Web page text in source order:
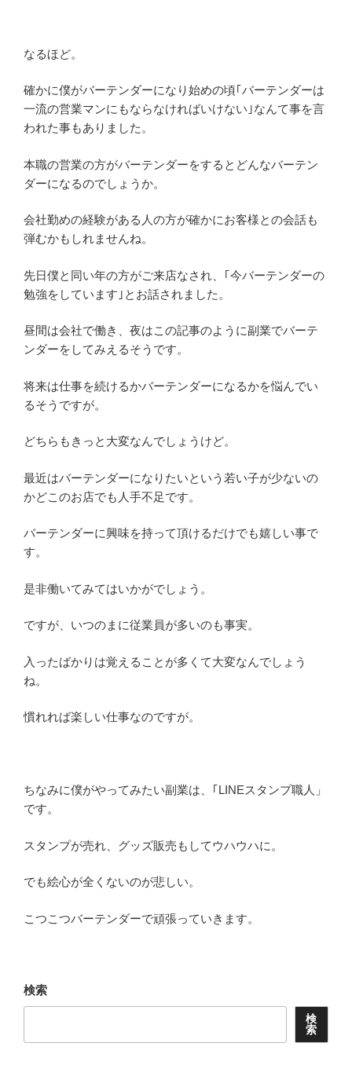
なるほど。
確かに僕がバーテンダーになり始めの頃｢バーテンダーは
一流の営業マンにもならなければいけない｣なんて事を言
われた事もありました。
本職の営業の方がバーテンダーをするとどんなバーテン
ダーになるのでしょうか。
会社勤めの経験がある人の方が確かにお客様との会話も
弾むかもしれませんね。
先日僕と同い年の方がご来店なされ、｢今バーテンダーの
勉強をしています｣とお話されました。
昼間は会社で働き、夜はこの記事のように副業でバーテ
ンダーをしてみえるそうです。
将来は仕事を続けるかバーテンダーになるかを悩んでい
るそうですが。
どちらもきっと大変なんでしょうけど。
最近はバーテンダーになりたいという若い子が少ないの
かどこのお店でも人手不足です。
バーテンダーに興味を持って頂けるだけでも嬉しい事で
す。
是非働いてみてはいかがでしょう。
ですが、いつのまに従業員が多いのも事実。
入ったばかりは覚えることが多くて大変なんでしょう
ね。
慣れれば楽しい仕事なのですが。
ちなみに僕がやってみたい副業は、｢LINEスタンプ職人」
です。
スタンプが売れ、グッズ販売もしてウハウハに。
でも絵心が全くないのが悲しい。
こつこつバーテンダーで頑張っていきます。
検索
検
索